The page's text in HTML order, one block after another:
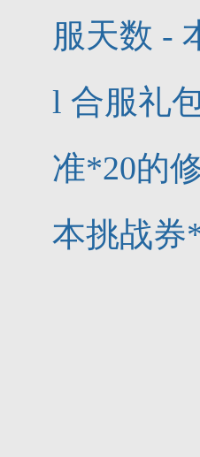
服天数 -
l 合服礼
准*20的
本挑战券